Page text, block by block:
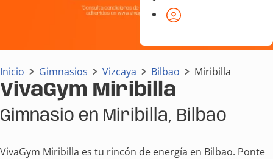
Inicio Gimnasios Vizcaya Bilbao Miribilla
VivaGym Miribilla
Gimnasio en Miribilla, Bilbao
VivaGym Miribilla es tu rincón de energía en Bilbao. Ponte